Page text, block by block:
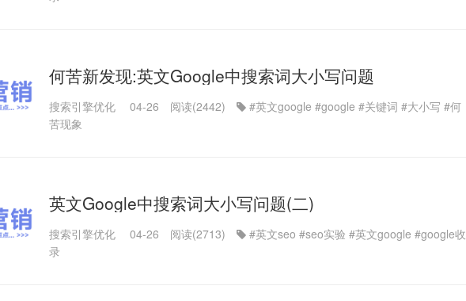
何苦新发现:英文Google中搜索词大小写问题
搜索引擎优化 04-26 阅读(2442) #英文google #google #关键词 #大小写 #何
苦现象
英文Google中搜索词大小写问题(二)
搜索引擎优化 04-26 阅读(2713) #英文seo #seo实验 #英文google #google收
录